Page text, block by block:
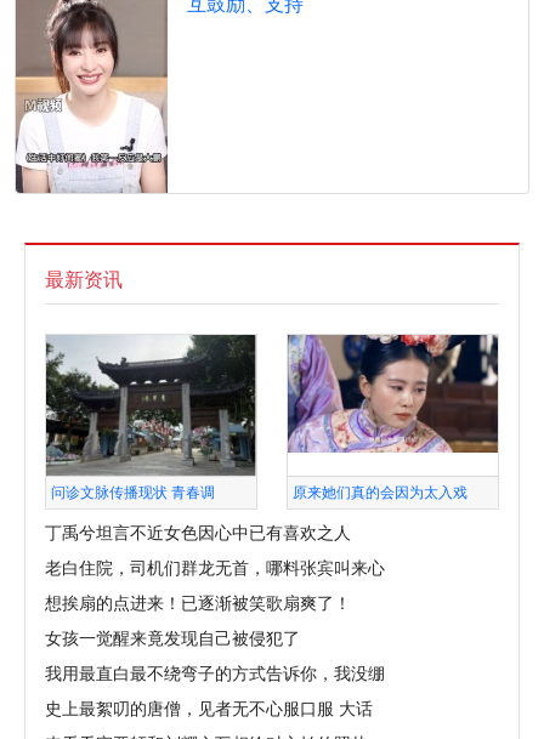
最新资讯
问诊文脉传播现状 青春调 原来她们真的会因为太入戏
丁禹兮坦言不近女色因心中已有喜欢之人
老白住院，司机们群龙无首，哪料张宾叫来心
想挨扇的点进来！已逐渐被笑歌扇爽了！
女孩一觉醒来竟发现自己被侵犯了
我用最直白最不绕弯子的方式告诉你，我没绷
史上最絮叨的唐僧，见者无不心服口服 大话